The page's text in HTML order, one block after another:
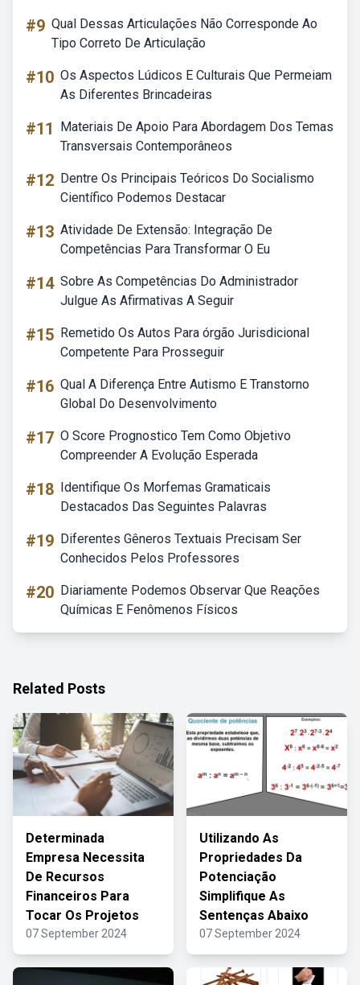
#9 Qual Dessas Articulações Não Corresponde Ao
Tipo Correto De Articulação
#10 Os Aspectos Lúdicos E Culturais Que Permeiam
As Diferentes Brincadeiras
#11
Materiais De Apoio Para Abordagem Dos Temas
Transversais Contemporâneos
#12 Dentre Os Principais Teóricos Do Socialismo
Científico Podemos Destacar
#13 Atividade De Extensão: Integração De
Competências Para Transformar O Eu
#14 Sobre As Competências Do Administrador
Julgue As Afirmativas A Seguir
#15 Remetido Os Autos Para órgão Jurisdicional
Competente Para Prosseguir
#16 Qual A Diferença Entre Autismo E Transtorno
Global Do Desenvolvimento
#17 O Score Prognostico Tem Como Objetivo
Compreender A Evolução Esperada
#18 Identifique Os Morfemas Gramaticais
Destacados Das Seguintes Palavras
#19 Diferentes Gêneros Textuais Precisam Ser
Conhecidos Pelos Professores
#20 Diariamente Podemos Observar Que Reações
Químicas E Fenômenos Físicos
Related Posts
Determinada
Empresa Necessita
De Recursos
Financeiros Para
Tocar Os Projetos
07 September 2024
Utilizando As
Propriedades Da
Potenciação
Simplifique As
Sentenças Abaixo
07 September 2024